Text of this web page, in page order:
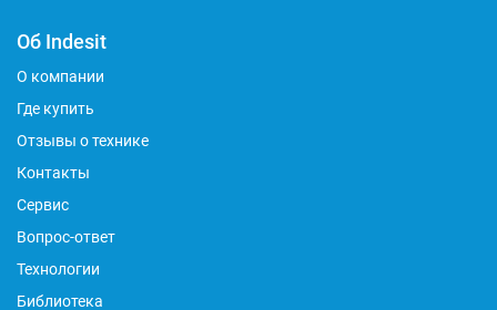
Об Indesit
О компании
Где купить
Отзывы о технике
Контакты
Сервис
Вопрос-ответ
Технологии
Библиотека